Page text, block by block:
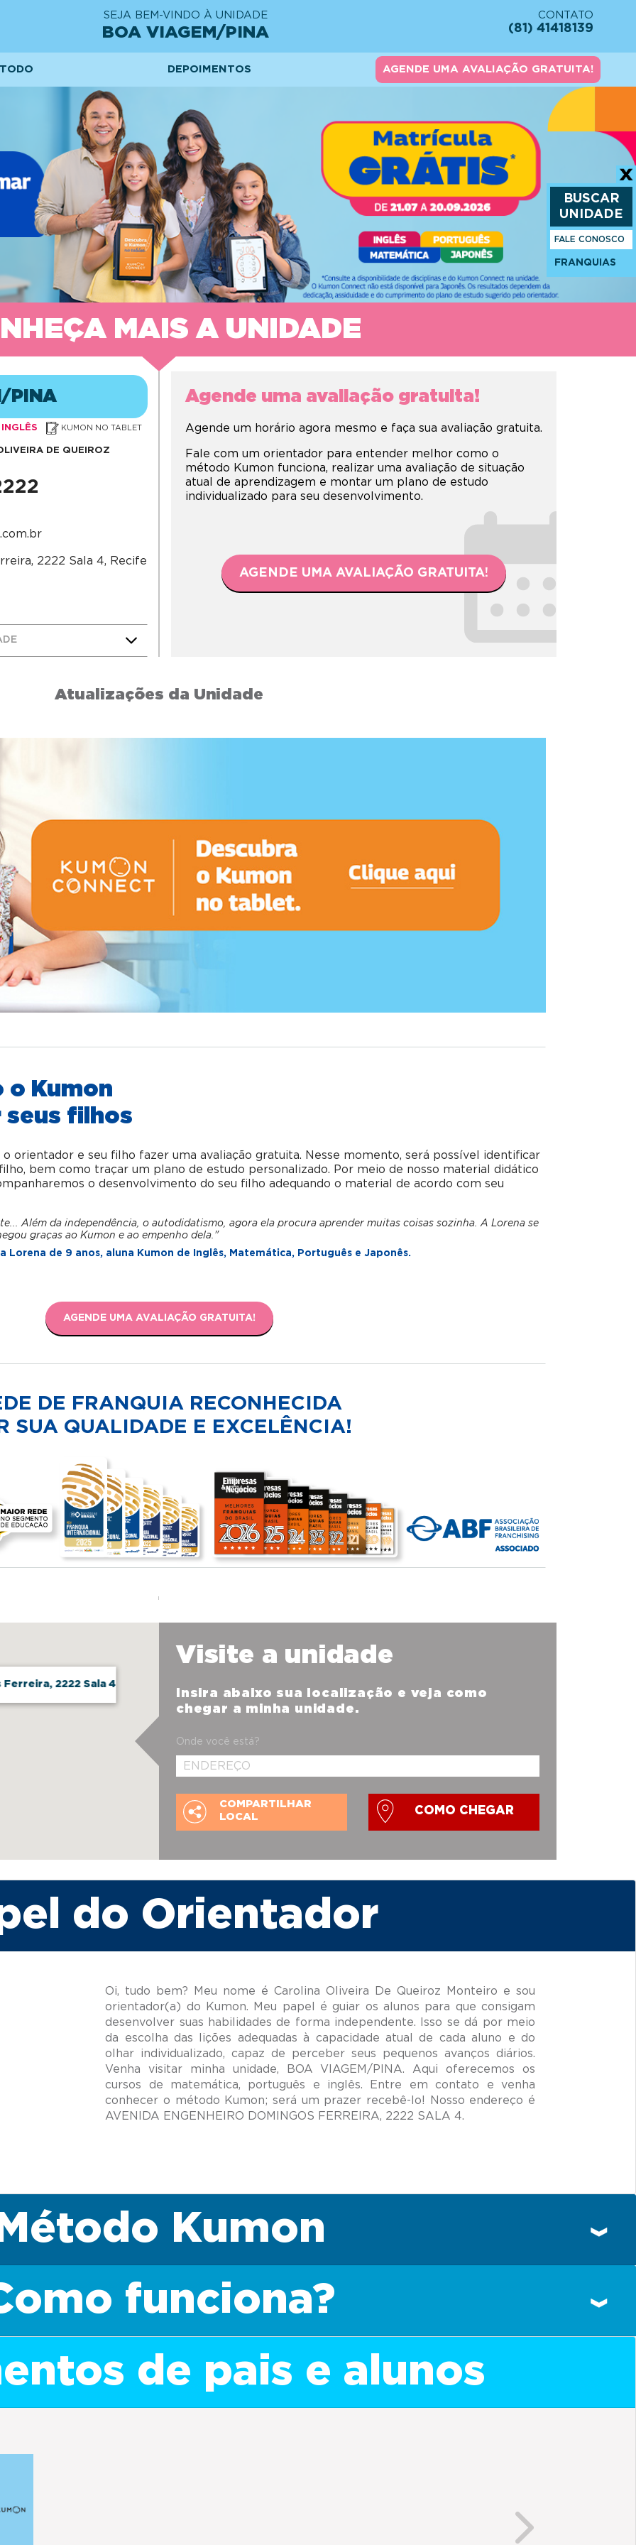
SEJA BEM-VINDO À UNIDADE
BOA VIAGEM/PINA
CONTATO
(81) 41418139
DEPOIMENTOS AGENDE UMA AVALIAÇÃO GRATUITA!
MAIS A UNIDADE
PINA
INGLÊS KUMON NO TABLET
DE QUEIROZ
2222 Sala 4, Recife
Agende uma avaliação gratuita!
Agende um horário agora mesmo e faça sua avaliação gratuita.
Fale com um orientador para entender melhor como o
método Kumon funciona, realizar uma avaliação de situação
atual de aprendizagem e montar um plano de estudo
individualizado para seu desenvolvimento.
AGENDE UMA AVALIAÇÃO GRATUITA!
Atualizações da Unidade
o Kumon
filhos
orientador e seu filho fazer uma avaliação gratuita. Nesse momento, será possível identificar
bem como traçar um plano de estudo personalizado. Por meio de nosso material didático
o desenvolvimento do seu filho adequando o material de acordo com seu
Além da independência, o autodidatismo, agora ela procura aprender muitas coisas sozinha. A Lorena se
graças ao Kumon e ao empenho dela."
Lorena de 9 anos, aluna Kumon de Inglês, Matemática, Português e Japonês.
AGENDE UMA AVALIAÇÃO GRATUITA!
DE FRANQUIA RECONHECIDA
SUA QUALIDADE E EXCELÊNCIA!
2222 Sala 4
Visite a unidade
Insira abaixo sua localização e veja como
chegar a minha unidade.
Onde você está?
COMPARTILHAR
LOCAL
COMO CHEGAR
do Orientador
Oi, tudo bem? Meu nome é Carolina Oliveira De Queiroz Monteiro e sou
orientador(a) do Kumon. Meu papel é guiar os alunos para que consigam
desenvolver suas habilidades de forma independente. Isso se dá por meio
da escolha das lições adequadas à capacidade atual de cada aluno e do
olhar individualizado, capaz de perceber seus pequenos avanços diários.
Venha visitar minha unidade, BOA VIAGEM/PINA. Aqui oferecemos os
cursos de matemática, português e inglês. Entre em contato e venha
conhecer o método Kumon; será um prazer recebê-lo! Nosso endereço é
Kumon
funciona?
de pais e alunos
Next
BUSCAR
UNIDADE
FALE CONOSCO
FRANQUIAS